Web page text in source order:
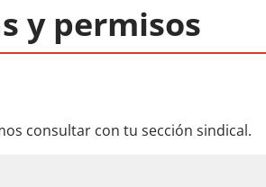
y permisos
consultar con tu sección sindical.